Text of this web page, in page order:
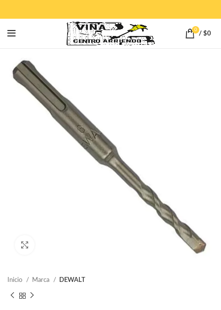
0
/ $0
Inicio Marca DEWALT